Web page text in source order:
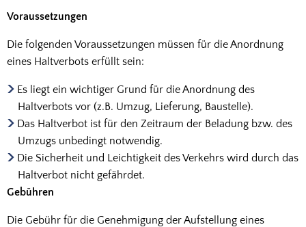
Voraussetzungen
Die folgenden Voraussetzungen müssen für die Anordnung
eines Haltverbots erfüllt sein:
Es liegt ein wichtiger Grund für die Anordnung des
Haltverbots vor (z.B. Umzug, Lieferung, Baustelle).
Das Haltverbot ist für den Zeitraum der Beladung bzw. des
Umzugs unbedingt notwendig.
Die Sicherheit und Leichtigkeit des Verkehrs wird durch das
Haltverbot nicht gefährdet.
Gebühren
Die Gebühr für die Genehmigung der Aufstellung eines